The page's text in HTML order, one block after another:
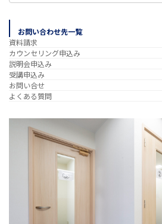
お問い合わせ先一覧
資料請求
カウンセリング申込み
説明会申込み
受講申込み
お問い合せ
よくある質問